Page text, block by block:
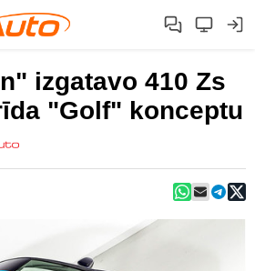
izgatavo 410 Zs
"Golf" konceptu